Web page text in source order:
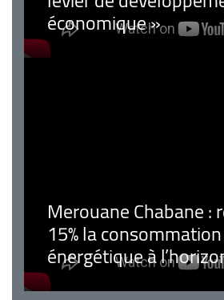
économique »
Merouane Chabane :
15% la consommation
énergétique à